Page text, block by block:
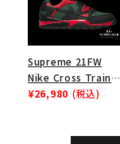
ューズ ホワイト
Supreme 21FW
Nike Cross Trainer
Low ナイキクロスト
¥26,980 (税込)